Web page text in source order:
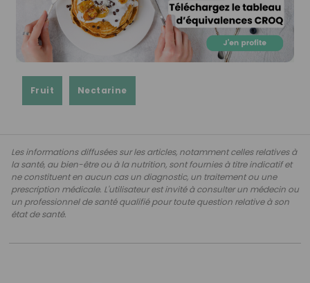
Fruit Nectarine
Les informations diffusées sur les articles, notamment celles relatives à
la santé, au bien-être ou à la nutrition, sont fournies à titre indicatif et
ne constituent en aucun cas un diagnostic, un traitement ou une
prescription médicale. L'utilisateur est invité à consulter un médecin ou
un professionnel de santé qualifié pour toute question relative à son
état de santé.